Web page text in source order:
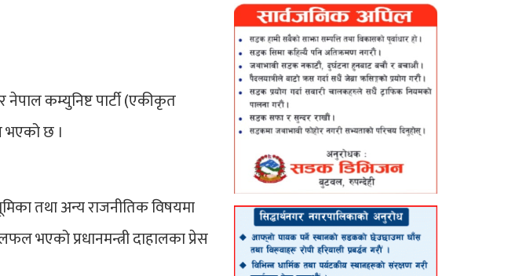
कम्युनिष्ट पार्टी (एकीकृत
भएको छ ।
तथा अन्य राजनीतिक विषयमा
भएको प्रधानमन्त्री दाहालका प्रेस